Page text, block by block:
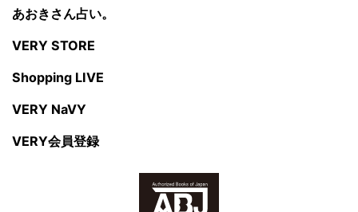
あおきさん占い。
VERY STORE
Shopping LIVE
VERY NaVY
VERY会員登録